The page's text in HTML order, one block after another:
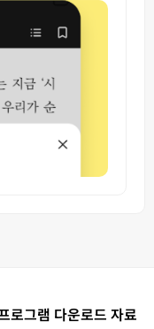
그램 다운로드 자료